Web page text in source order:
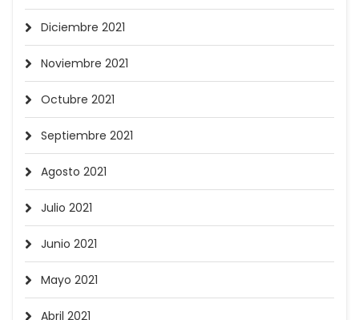
Diciembre 2021
Noviembre 2021
Octubre 2021
Septiembre 2021
Agosto 2021
Julio 2021
Junio 2021
Mayo 2021
Abril 2021